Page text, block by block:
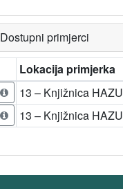
Dostupni primjerci
Lokacija primjerka
13 – Knjižnica HAZU
13 – Knjižnica HAZU